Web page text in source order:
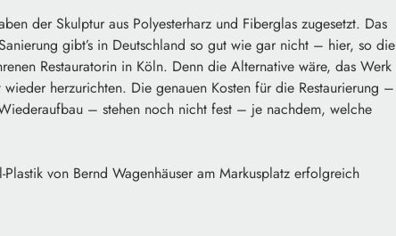
der Skulptur aus Polyesterharz und Fiberglas zugesetzt. Das
gibt’s in Deutschland so gut wie gar nicht – hier, so die
Restauratorin in Köln. Denn die Alternative wäre, das Werk
herzurichten. Die genauen Kosten für die Restaurierung –
– stehen noch nicht fest – je nachdem, welche
von Bernd Wagenhäuser am Markusplatz erfolgreich